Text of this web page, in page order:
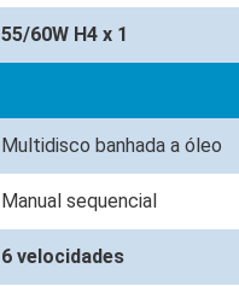
55/60W H4 x 1
Multidisco banhada a óleo
Manual sequencial
6 velocidades